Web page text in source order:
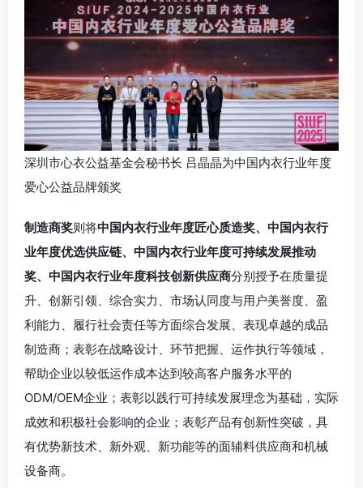
深圳市心衣公益基金会秘书长 吕晶晶为中国内衣行业年度
爱心公益品牌颁奖
制造商奖则将中国内衣行业年度匠心质造奖、中国内衣行
业年度优选供应链、中国内衣行业年度可持续发展推动
奖、中国内衣行业年度科技创新供应商分别授予在质量提
升、创新引领、综合实力、市场认同度与用户美誉度、盈
利能力、履行社会责任等方面综合发展、表现卓越的成品
制造商；表彰在战略设计、环节把握、运作执行等领域，
帮助企业以较低运作成本达到较高客户服务水平的
ODM/OEM企业；表彰以践行可持续发展理念为基础，实际
成效和积极社会影响的企业；表彰产品有创新性突破，具
有优势新技术、新外观、新功能等的面辅料供应商和机械
设备商。